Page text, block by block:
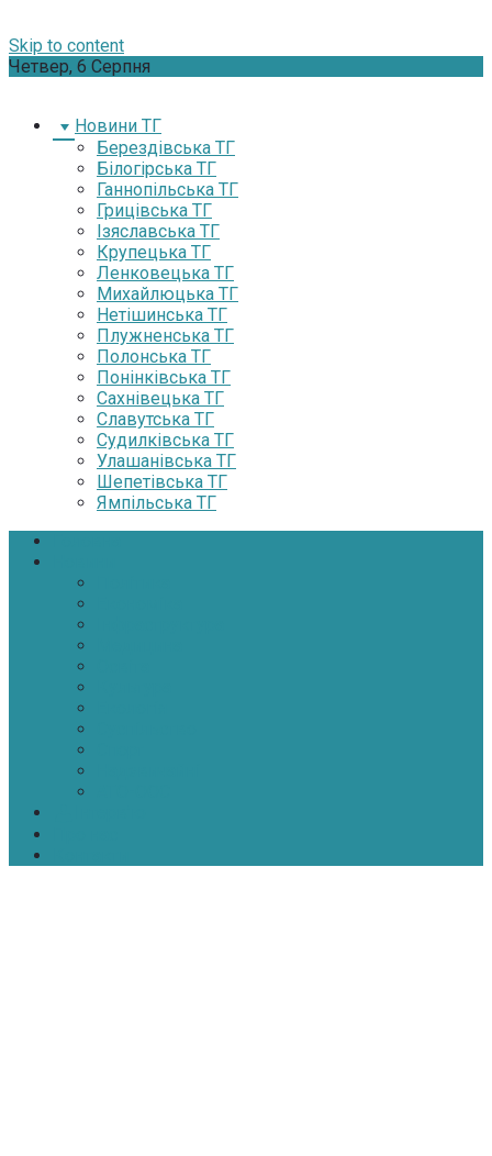
Skip to content
Четвер, 6 Серпня
Новини ТГ
Берездівська ТГ
Білогірська ТГ
Ганнопільська ТГ
Грицівська ТГ
Ізяславська ТГ
Крупецька ТГ
Ленковецька ТГ
Михайлюцька ТГ
Нетішинська ТГ
Плужненська ТГ
Полонська ТГ
Понінківська ТГ
Сахнівецька ТГ
Славутська ТГ
Судилківська ТГ
Улашанівська ТГ
Шепетівська ТГ
Ямпільська ТГ